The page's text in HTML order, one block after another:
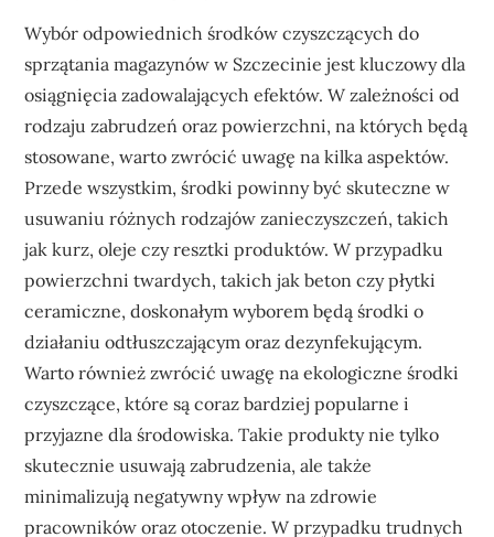
Wybór odpowiednich środków czyszczących do
sprzątania magazynów w Szczecinie jest kluczowy dla
osiągnięcia zadowalających efektów. W zależności od
rodzaju zabrudzeń oraz powierzchni, na których będą
stosowane, warto zwrócić uwagę na kilka aspektów.
Przede wszystkim, środki powinny być skuteczne w
usuwaniu różnych rodzajów zanieczyszczeń, takich
jak kurz, oleje czy resztki produktów. W przypadku
powierzchni twardych, takich jak beton czy płytki
ceramiczne, doskonałym wyborem będą środki o
działaniu odtłuszczającym oraz dezynfekującym.
Warto również zwrócić uwagę na ekologiczne środki
czyszczące, które są coraz bardziej popularne i
przyjazne dla środowiska. Takie produkty nie tylko
skutecznie usuwają zabrudzenia, ale także
minimalizują negatywny wpływ na zdrowie
pracowników oraz otoczenie. W przypadku trudnych